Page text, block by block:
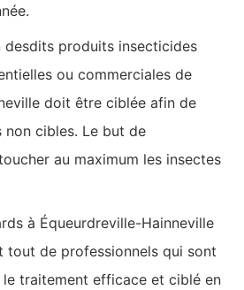
desdits produits insecticides
ou commerciales de
doit être ciblée afin de
cibles. Le but de
au maximum les insectes
à Équeurdreville-Hainneville
tout de professionnels qui sont
traitement efficace et ciblé en